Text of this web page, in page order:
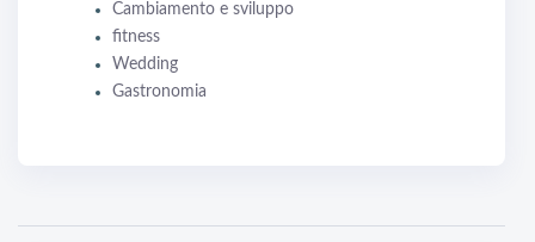
Cambiamento e sviluppo
fitness
Wedding
Gastronomia